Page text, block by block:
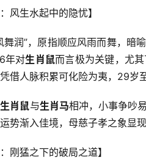
风生水起中的隐忧】
舞润”，原指顺应风雨而舞，暗
年对生肖鼠而言极为关键，尤
借人脉积累可化险为夷，29岁
生肖鼠与生肖马相冲，小事争吵
势渐入佳境，母慈子孝之象显
：刚猛之下的破局之道】